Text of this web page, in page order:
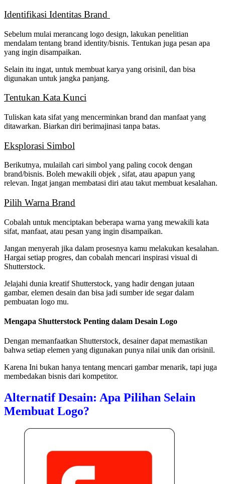
Identifikasi Identitas Brand
Sebelum mulai merancang logo design, lakukan penelitian
mendalam tentang brand identity/bisnis. Tentukan juga pesan apa
yang ingin disampaikan.
Selain itu ingat, untuk membuat karya yang orisinil, dan bisa
digunakan untuk jangka panjang.
Tentukan Kata Kunci
Tuliskan kata sifat yang mencerminkan brand dan manfaat yang
ditawarkan. Biarkan diri berimajinasi tanpa batas.
Eksplorasi Simbol
Berikutnya, mulailah cari simbol yang paling cocok dengan
brand/bisnis. Boleh mewakili objek , sifat, atau apapun yang
relevan. Ingat jangan membatasi diri atau takut membuat kesalahan.
Pilih Warna Brand
Cobalah untuk menciptakan beberapa warna yang mewakili kata
sifat, manfaat, atau pesan yang ingin disampaikan.
Jangan menyerah jika dalam prosesnya kamu melakukan kesalahan.
Hargai setiap progres, dan cobalah mencari inspirasi visual di
Shutterstock.
Jelajahi dunia kreatif Shutterstock, yang hadir dengan jutaan
gambar, elemen desain dan bisa jadi sumber ide segar dalam
pembuatan logo mu.
Mengapa Shutterstock Penting dalam Desain Logo
Dengan memanfaatkan Shutterstock, desainer dapat memastikan
bahwa setiap elemen yang digunakan punya nilai unik dan orisinil.
Karena Ini bukan hanya tentang mencari gambar menarik, tapi juga
membedakan bisnis dari kompetitor.
Alternatif Desain: Apa Pilihan Selain
Membuat Logo?